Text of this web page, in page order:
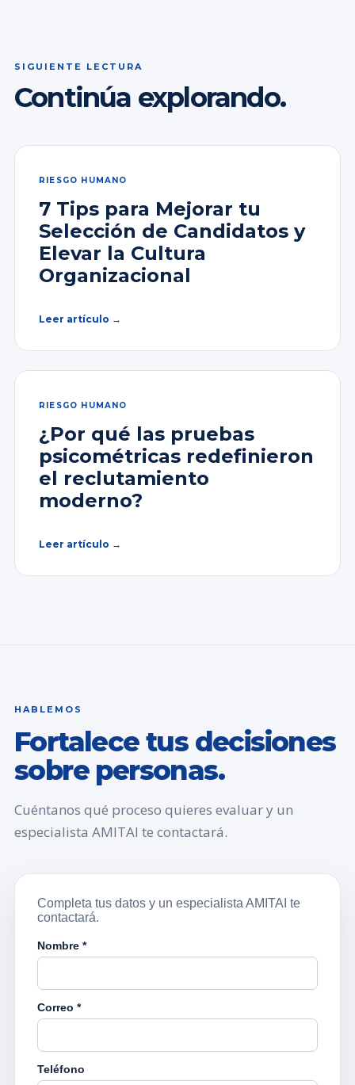
SIGUIENTE LECTURA
Continúa explorando.
RIESGO HUMANO
7 Tips para Mejorar tu
Selección de Candidatos y
Elevar la Cultura
Organizacional
Leer artículo →
RIESGO HUMANO
¿Por qué las pruebas
psicométricas redefinieron
el reclutamiento
moderno?
Leer artículo →
HABLEMOS
Fortalece tus decisiones
sobre personas.
Cuéntanos qué proceso quieres evaluar y un
especialista AMITAI te contactará.